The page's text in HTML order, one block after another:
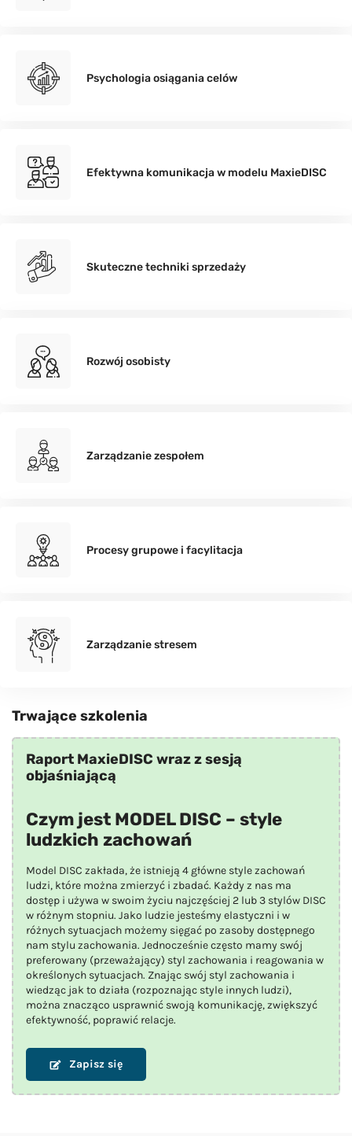
Psychologia osiągania celów
Efektywna komunikacja w modelu MaxieDISC
Skuteczne techniki sprzedaży
Rozwój osobisty
Zarządzanie zespołem
Procesy grupowe i facylitacja
Zarządzanie stresem
Trwające szkolenia
Raport MaxieDISC wraz z sesją
objaśniającą
Czym jest MODEL DISC – style
ludzkich zachowań
Model DISC zakłada, że istnieją 4 główne style zachowań
ludzi, które można zmierzyć i zbadać. Każdy z nas ma
dostęp i używa w swoim życiu najczęściej 2 lub 3 stylów DISC
w różnym stopniu. Jako ludzie jesteśmy elastyczni i w
różnych sytuacjach możemy sięgać po zasoby dostępnego
nam stylu zachowania. Jednocześnie często mamy swój
preferowany (przeważający) styl zachowania i reagowania w
określonych sytuacjach. Znając swój styl zachowania i
wiedząc jak to działa (rozpoznając style innych ludzi),
można znacząco usprawnić swoją komunikację, zwiększyć
efektywność, poprawić relacje.
Zapisz się